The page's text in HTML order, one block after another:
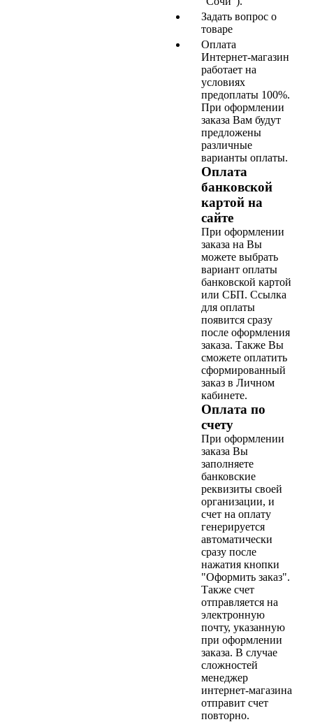
Задать вопрос о
товаре
Оплата
Интернет-магазин
работает на
условиях
предоплаты 100%.
При оформлении
заказа Вам будут
предложены
различные
варианты оплаты.
Оплата
банковской
картой на
сайте
При оформлении
заказа на Вы
можете выбрать
вариант оплаты
банковской картой
или СБП. Ссылка
для оплаты
появится сразу
после оформления
заказа. Также Вы
сможете оплатить
сформированный
заказ в Личном
кабинете.
Оплата по
счету
При оформлении
заказа Вы
заполняете
банковские
реквизиты своей
организации, и
счет на оплату
генерируется
автоматически
сразу после
нажатия кнопки
"Оформить заказ".
Также счет
отправляется на
электронную
почту, указанную
при оформлении
заказа. В случае
сложностей
менеджер
интернет-магазина
отправит счет
повторно.